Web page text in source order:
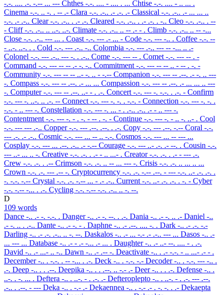
-.-. .... .-. -.-- ... --- Chthes -.-. .... - .... . ... Chtise -.-. .... - .. ... .
Cinema -.-. .. -. . -- .- Clara -.-. .-.. .- .-. .- Classical -.-. .-.. .- ... ... ..
-.-. .- .-.. Clear-.-. .-.. . .- .-. Cleared -.-. .-.. . .- .-. . -.. Cleo -.-. .-.. . --
- Cliff-.-. .-.. .. ..-. ..-. Climate -.-. .-.. .. -- .- - . Climb -.-. .-.. .. -- -...
Close -.-. .-.. --- ... . Coast -.-. --- .- ... - Code -.-. --- -.. . Coffee -.-. --
- ..-. ..-. . . Cold -.-. --- .-.. -.. Colombia -.-. --- .-.. --- -- -... .. .-
Colonel -.-. --- .-.. --- -. . .-.. Come -.-. --- -- . Comet -.-. --- -- . -
Command -.-. --- -- -- .- -. -.. Commitment -.-. --- -- -- .. - -- . -. -
Community -.-. --- -- -- ..- -. .. - -.-- Companion -.-. --- -- .--. .- -. .. ---
-. Compass -.-. --- -- .--. .- ... ... Compassion -.-. --- -- .--. .- ... ... .. ---
-. Computer-.-. --- -- .--. ..- - . .-. Concert -.-. --- -. -.-. . .-. - Confirm
-.-. --- -. ..-. .. .-. -- Connect -.-. --- -. -. . -.-. - Connection -.-. --- -. -. .
-.-. - .. --- -. Constellation -.-. --- -. ... - . .-.. .-.. .- - .. --- -.
Contentment -.-. --- -. - . -. - -- . -. - Continue -.-. --- -. - .. -. ..- . Cool
-.-. --- --- .-.. Copper-.-. --- .--. .--. . .-. Copy -.-. --- .--. -.-- Coral -.-.
--- .-. .- .-.. Cosmic -.-. --- ... -- .. -.-. Cosmos -.-. --- ... -- --- ...
Cosplay -.-. --- ... .--. .-.. .- -.-- Courage -.-. --- ..- .-. .- --. . Cousin -.-.
--- ..- ... .. -. Creative -.-. .-. . .- - .. ...- . Creator-.-. .-. . .- - --- .-.
Crew -.-. .-. . .-- Crimson -.-. .-. .. -- ... --- -. Crisis -.-. .-. .. ... .. ...
Crown -.-. .-. --- .-- -. Cryptocurrency -.-. .-. -.-- .--. - --- -.-. ..- .-. .-. .
-. -.-. -.-- Crystal -.-. .-. -.-- ... - .- .-.. Current -.-. ..- .-. .-. . -. - Cyber
-.-. -.-- -... . .-. Cycling -.-. -.-- -.-. .-.. .. -. --.
D
109 words
Dance -.. .- -. -.-. . Danger-.. .- -. --. . .-. Dania -.. .- -. .. .- Daniel -..
.- -. .. . .-.. Dante -.. .- -. - . Daphne -.. .- .--. .... -. . Dark -.. .- .-. -.-
Darling -.. .- .-. .-.. .. -. --. Daskalos -.. .- ... -.- .- .-.. --- ... Dasos -.. .-
... --- ... Database -.. .- - .- -... .- ... . Daughter-.. .- ..- --. .... - . .-.
David -.. .- ...- .. -.. Dawn -.. .- .-- -. Deactivate -.. . .- -.-. - .. ...- .- - .
December-.. . -.-. . -- -... . .-. Deck -.. . -.-. -.- Decoder-.. . -.-. --- -.. .
.-. Deep -.. . . .--. Deepika -.. . . .--. .. -.- .- Deer-.. . . .-. Defense -.. .
..-. . -. ... . Deftera -.. . ..-. - . .-. .- Defteroplepto -.. . ..-. - . .-. --- .--.
.-.. . .--. - --- Deka -.. . -.- .- Dekaennea -.. . -.- .- . -. -. . .- Dekaepta